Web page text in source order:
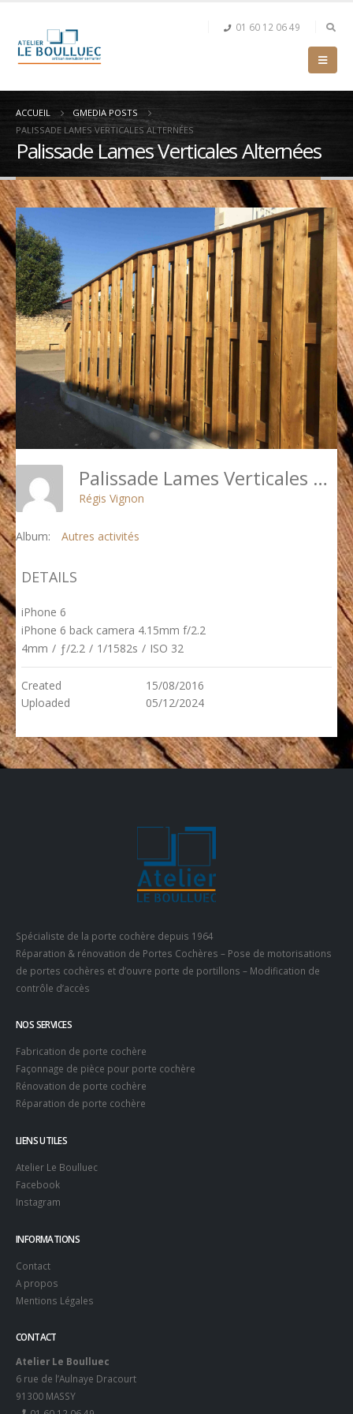
01 60 12 06 49
ACCUEIL
GMEDIA POSTS
PALISSADE LAMES VERTICALES ALTERNÉES
Palissade Lames Verticales Alternées
Palissade Lames Verticales Alternées
Régis Vignon
Album: Autres activités
DETAILS
iPhone 6
iPhone 6 back camera 4.15mm f/2.2
4mm / ƒ/2.2 / 1/1582s / ISO 32
Created
15/08/2016
Uploaded
05/12/2024
Spécialiste de la porte cochère depuis 1964
Réparation & rénovation de Portes Cochères – Pose de motorisations
de portes cochères et d’ouvre porte de portillons – Modification de
contrôle d’accès
NOS SERVICES
Fabrication de porte cochère
Façonnage de pièce pour porte cochère
Rénovation de porte cochère
Réparation de porte cochère
LIENS UTILES
Atelier Le Boulluec
Facebook
Instagram
INFORMATIONS
Contact
A propos
Mentions Légales
CONTACT
Atelier Le Boulluec
6 rue de l’Aulnaye Dracourt
91300 MASSY